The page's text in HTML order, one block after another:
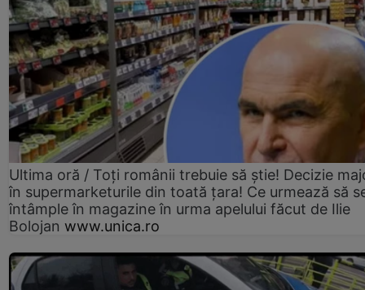
Ultima oră / Toți românii trebuie să știe! Decizie
în supermarketurile din toată țara! Ce urmează să
întâmple în magazine în urma apelului făcut de Ilie
Bolojan www.unica.ro